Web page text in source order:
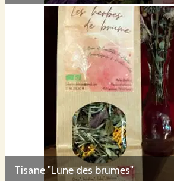
Tisane "Lune des brumes"